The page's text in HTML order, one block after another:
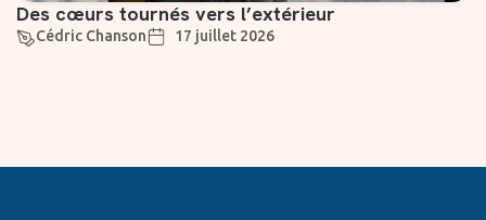
Des cœurs tournés vers l’extérieur
Cédric Chanson 17 juillet 2026